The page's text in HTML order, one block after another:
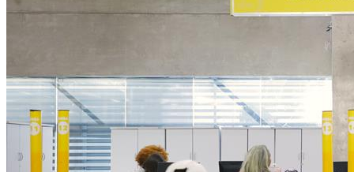
MLB
NHL
Atletismo
Vôlei
NBB
Competições de Futebol